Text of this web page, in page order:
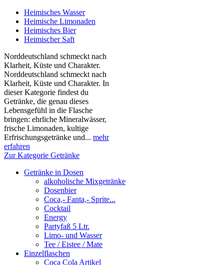
Heimisches Wasser
Heimische Limonaden
Heimisches Bier
Heimischer Saft
Norddeutschland schmeckt nach
Klarheit, Küste und Charakter.
Norddeutschland schmeckt nach
Klarheit, Küste und Charakter. In
dieser Kategorie findest du
Getränke, die genau dieses
Lebensgefühl in die Flasche
bringen: ehrliche Mineralwässer,
frische Limonaden, kultige
Erfrischungsgetränke und... mehr
erfahren
Zur Kategorie Getränke
Getränke in Dosen
alkoholische Mixgetränke
Dosenbier
Coca,- Fanta,- Sprite...
Cocktail
Energy
Partyfaß 5 Ltr.
Limo- und Wasser
Tee / Eistee / Mate
Einzelflaschen
Coca Cola Artikel